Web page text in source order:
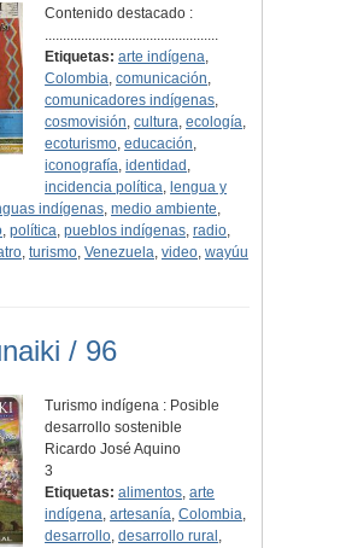
Contenido destacado :
................................................
Etiquetas: arte indígena,
Colombia,comunicación,
comunicadores indígenas,
cosmovisión,cultura,ecología,
ecoturismo,educación,
iconografía,identidad ,
incidencia política, lengua y
indígenas, medio ambiente,
, política, pueblos indígenas, radio,
, turismo, Venezuela, video, wayúu
/ 96
Turismo indígena : Posible
desarrollo sostenible
Ricardo José Aquino
3
Etiquetas: alimentos,arte
indígena,artesanía,Colombia,
desarrollo,desarrollo rural ,